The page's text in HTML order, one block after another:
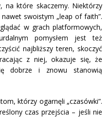
na które skaczemy. Niektórzy
swoistym „leap of faith”.
w grach platformowych,
pomysłem jest też
najbliższy teren, skoczyć
z niej, okazuje się, że
dobrze i znowu stanowią
którzy ogarnęli „czasówki”.
czas przejścia – jeśli nie